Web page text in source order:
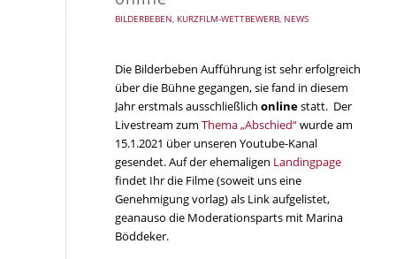
BILDERBEBEN, KURZFILM-WETTBEWERB, NEWS
Die Bilderbeben Aufführung ist sehr erfolgreich
über die Bühne gegangen, sie fand in diesem
Jahr erstmals ausschließlich onlinestatt. Der
Livestream zum Thema „Abschied“wurde am
15.1.2021 über unseren Youtube-Kanal
gesendet. Auf der ehemaligen Landingpage
findet Ihr die Filme (soweit uns eine
Genehmigung vorlag) als Link aufgelistet,
geanauso die Moderationsparts mit Marina
Böddeker.